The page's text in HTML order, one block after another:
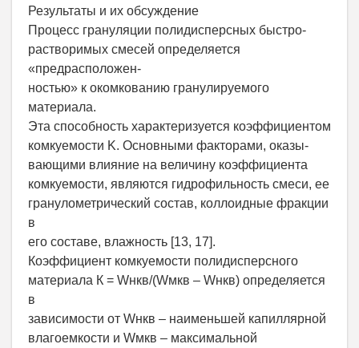
Результаты и их обсуждение
Процесс грануляции полидисперсных быстро-
растворимых смесей определяется
«предрасположен-
ностью» к окомкованию гранулируемого
материала.
Эта способность характеризуется коэффициентом
кoмкуeмoсти K. Основными факторами, оказы-
вающими влияние на величину коэффициента
комкуемости, являются гидрофильность смеси, ее
гранулометрический состав, коллоидные фракции
в
его составе, влажность [13, 17].
Коэффициент комкуемости полидисперсного
материала К = Wнкв/(Wмкв – Wнкв) определяется
в
зависимости от Wнкв – наименьшей капиллярной
влагоемкости и Wмкв – максимальной